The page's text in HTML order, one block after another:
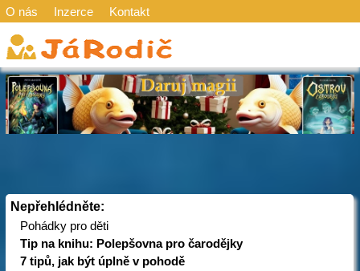
O nás Inzerce Kontakt
Nepřehlédněte:
Pohádky pro děti
Tip na knihu: Polepšovna pro čarodějky
7 tipů, jak být úplně v pohodě